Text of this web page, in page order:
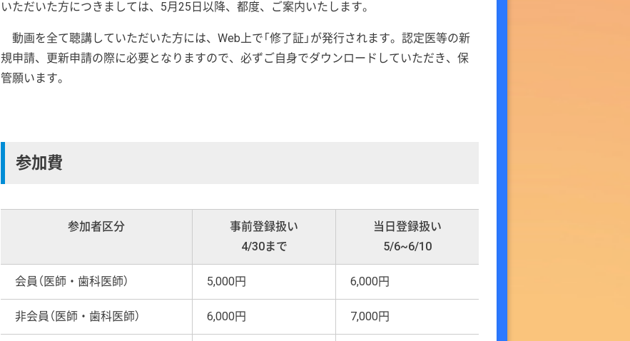
いただいた方につきましては、5月25日以降、都度、ご案内いたします。
動画を全て聴講していただいた方には、Web上で「修了証」が発行されます。認定医等の新
規申請、更新申請の際に必要となりますので、必ずご自身でダウンロードしていただき、保
管願います。
参加費
参加者区分
事前登録扱い
4/30まで
当日登録扱い
5/6~6/10
会員（医師・歯科医師） 5,000円 6,000円
非会員（医師・歯科医師） 6,000円 7,000円